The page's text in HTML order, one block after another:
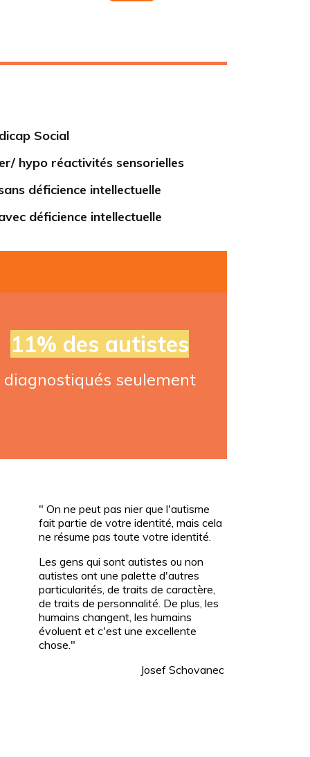
Social
hypo réactivités sensorielles
déficience intellectuelle
déficience intellectuelle
11% des autistes
diagnostiqués seulement
" On ne peut pas nier que l'autisme
fait partie de votre identité, mais cela
ne résume pas toute votre identité.
Les gens qui sont autistes ou non
autistes ont une palette d'autres
particularités, de traits de caractère,
de traits de personnalité. De plus, les
humains changent, les humains
évoluent et c'est une excellente
chose."
Josef Schovanec